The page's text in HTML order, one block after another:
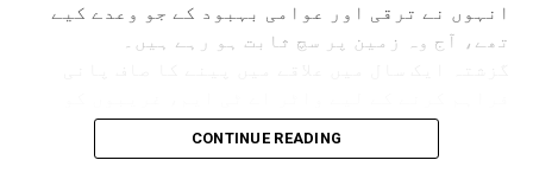
انہوں نے ترقی اور عوامی بہبود کے جو وعدے کیے
تھے، آج وہ زمین پر سچ ثابت ہو رہے ہیں۔
سستا اور تغذیہ بخش کھانا فراہم کرنے کے لیے اٹل
کینٹین، پانی کی نئی پائپ لائن، سی سی ٹی وی
CONTINUE READING